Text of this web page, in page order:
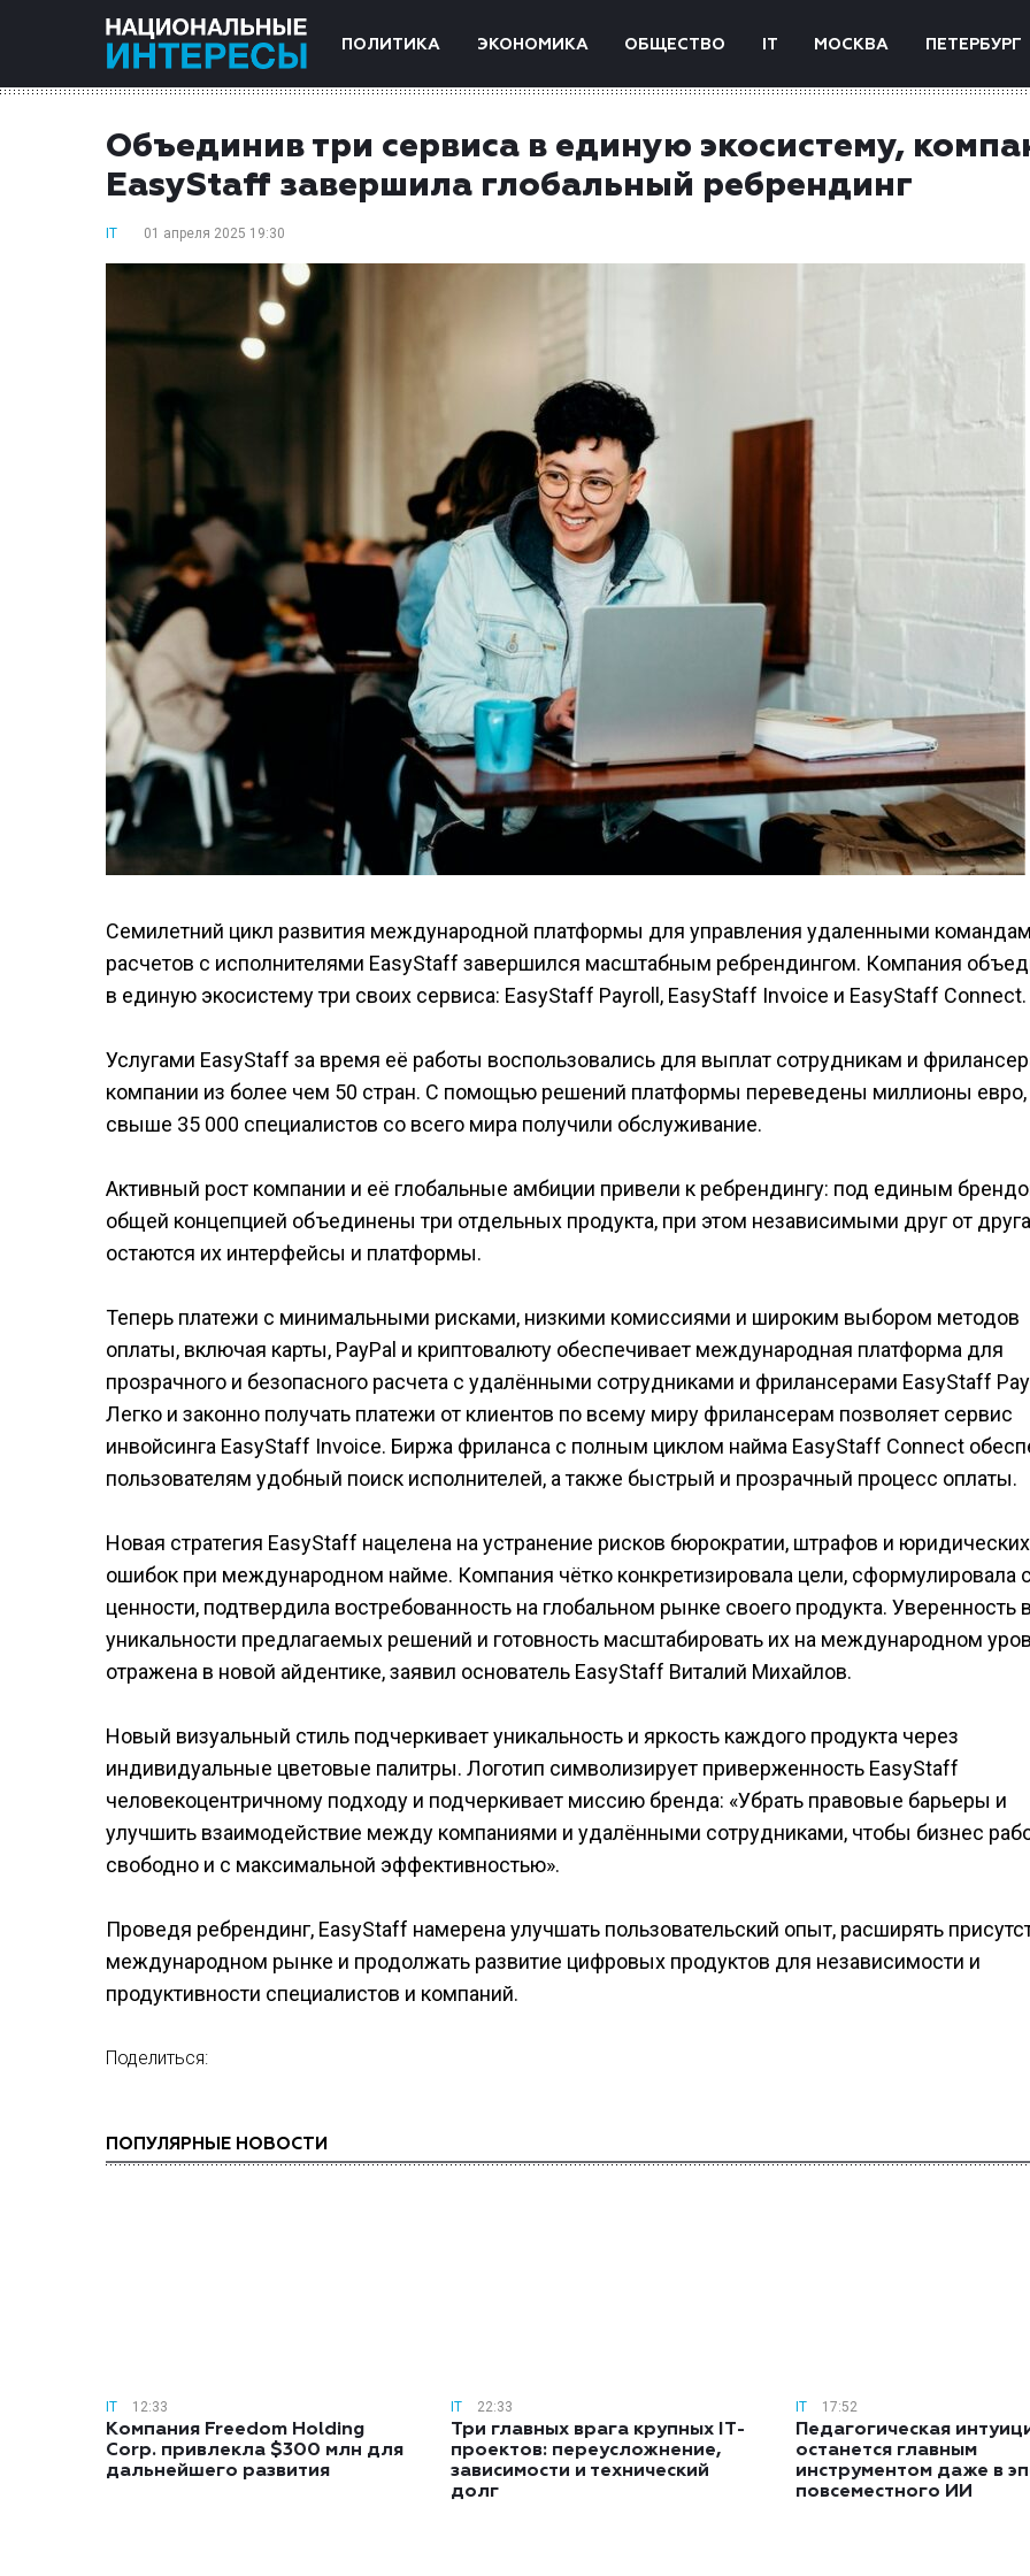
ПОЛИТИКА ЭКОНОМИКА ОБЩЕСТВО IT МОСКВА ПЕТЕРБУРГ
Объединив три сервиса в единую экосистему,
EasyStaff завершила глобальный ребрендинг
IT 01 апреля 2025 19:30
Семилетний цикл развития международной платформы для управления удаленными
расчетов с исполнителями EasyStaff завершился масштабным ребрендингом. Компания
в единую экосистему три своих сервиса: EasyStaff Payroll, EasyStaff Invoice и EasyStaff Connect.
Услугами EasyStaff за время её работы воспользовались для выплат сотрудникам и
компании из более чем 50 стран. С помощью решений платформы переведены миллионы евро,
свыше 35 000 специалистов со всего мира получили обслуживание.
Активный рост компании и её глобальные амбиции привели к ребрендингу: под единым
общей концепцией объединены три отдельных продукта, при этом независимыми друг от друга
остаются их интерфейсы и платформы.
Теперь платежи с минимальными рисками, низкими комиссиями и широким выбором методов
оплаты, включая карты, PayPal и криптовалюту обеспечивает международная платформа для
прозрачного и безопасного расчета с удалёнными сотрудниками и фрилансерами EasyStaff
Легко и законно получать платежи от клиентов по всему миру фрилансерам позволяет сервис
инвойсинга EasyStaff Invoice. Биржа фриланса с полным циклом найма EasyStaff Connect
пользователям удобный поиск исполнителей, а также быстрый и прозрачный процесс оплаты.
Новая стратегия EasyStaff нацелена на устранение рисков бюрократии, штрафов и юридических
ошибок при международном найме. Компания чётко конкретизировала цели, сформулировала
ценности, подтвердила востребованность на глобальном рынке своего продукта. Уверенность в
уникальности предлагаемых решений и готовность масштабировать их на международном
отражена в новой айдентике, заявил основатель EasyStaff Виталий Михайлов.
Новый визуальный стиль подчеркивает уникальность и яркость каждого продукта через
индивидуальные цветовые палитры. Логотип символизирует приверженность EasyStaff
человекоцентричному подходу и подчеркивает миссию бренда: «Убрать правовые барьеры и
улучшить взаимодействие между компаниями и удалёнными сотрудниками, чтобы бизнес
свободно и с максимальной эффективностью».
Проведя ребрендинг, EasyStaff намерена улучшать пользовательский опыт, расширять
международном рынке и продолжать развитие цифровых продуктов для независимости и
продуктивности специалистов и компаний.
Поделиться:
ПОПУЛЯРНЫЕ НОВОСТИ
IT 12:33
Компания Freedom Holding
Corp. привлекла $300 млн для
дальнейшего развития
IT 22:33
Три главных врага крупных IT-
проектов: переусложнение,
зависимости и технический
долг
IT 17:52
Педагогическая
останется главным
инструментом даже в
повсеместного ИИ